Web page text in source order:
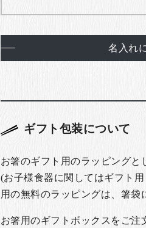
名入れ
ギフト包装について
お箸のギフト用のラッピングと
(お子様食器に関してはギフト
用の無料のラッピングは、箸袋
お箸用のギフトボックスをご注